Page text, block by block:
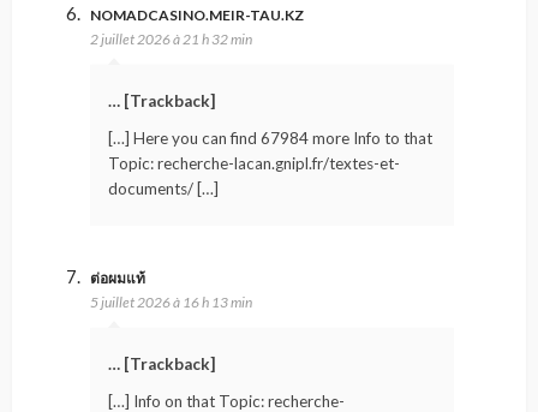
NOMADCASINO.MEIR-TAU.KZ
2 juillet 2026 à 21 h 32 min
… [Trackback]
[…] Here you can find 67984 more Info to that
Topic: recherche-lacan.gnipl.fr/textes-et-
documents/ […]
ต่อผมแท้
5 juillet 2026 à 16 h 13 min
… [Trackback]
[…] Info on that Topic: recherche-